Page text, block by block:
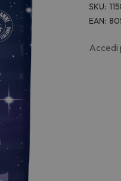
SKU:
EAN:
Accedi